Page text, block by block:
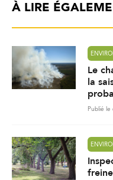
À LIRE
Le
la
Publié le